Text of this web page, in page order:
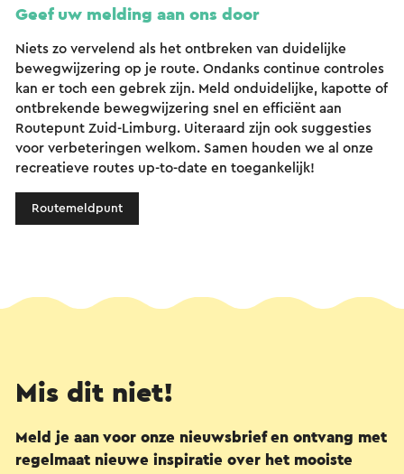
Geef uw melding aan ons door
Niets zo vervelend als het ontbreken van duidelijke
bewegwijzering op je route. Ondanks continue controles
kan er toch een gebrek zijn. Meld onduidelijke, kapotte of
ontbrekende bewegwijzering snel en efficiënt aan
Routepunt Zuid-Limburg. Uiteraard zijn ook suggesties
voor verbeteringen welkom. Samen houden we al onze
recreatieve routes up-to-date en toegankelijk!
Routemeldpunt
Mis dit niet!
Meld je aan voor onze nieuwsbrief en ontvang met
regelmaat nieuwe inspiratie over het mooiste